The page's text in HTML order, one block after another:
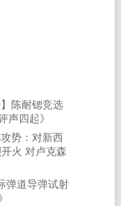
】陈耐锶竞选
声四起》
势：对新西
火 对卢克森
弹道导弹试射